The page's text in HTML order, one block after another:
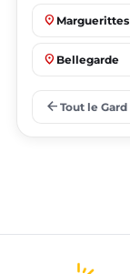
place Marguerittes
place Bellegarde
place
arrow_back Tout le Gard